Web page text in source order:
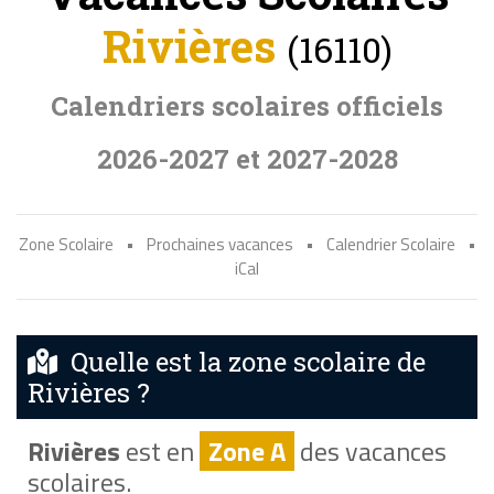
Rivières (16110)
Calendriers scolaires officiels
2026-2027 et 2027-2028
Zone Scolaire • Prochaines vacances • Calendrier Scolaire
•
iCal
Quelle est la zone scolaire de
Rivières ?
Rivièresest en Zone A des vacances
scolaires.